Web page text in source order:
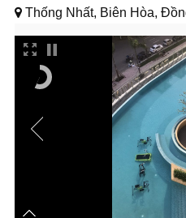
Thống Nhất, Biên Hòa,